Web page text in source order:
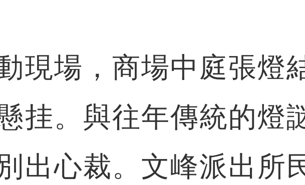
場，商場中庭張燈
挂。與往年傳統的燈
出心裁。文峰派出所